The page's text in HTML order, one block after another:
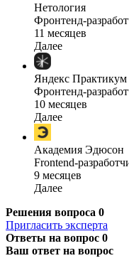
Нетология
Фронтенд-
11 месяцев
Далее
Яндекс Практикум
Фронтенд-
10 месяцев
Далее
Академия Эдюсон
Frontend-
9 месяцев
Далее
Решения вопроса 0
Пригласить эксперта
Ответы на вопрос 0
Ваш ответ на вопрос